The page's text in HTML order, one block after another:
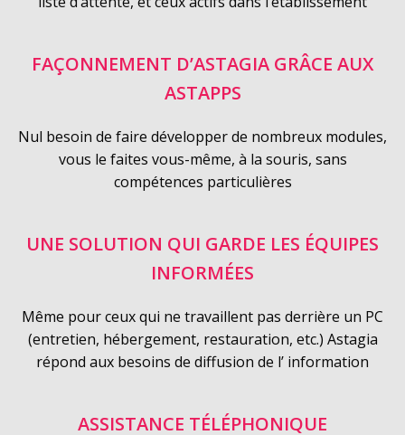
FAÇONNEMENT D’ASTAGIA GRÂCE AUX
ASTAPPS
Nul besoin de faire développer de nombreux modules,
vous le faites vous-même, à la souris, sans
compétences particulières
UNE SOLUTION QUI GARDE LES ÉQUIPES
INFORMÉES
Même pour ceux qui ne travaillent pas derrière un PC
(entretien, hébergement, restauration, etc.) Astagia
répond aux besoins de diffusion de l’ information
ASSISTANCE TÉLÉPHONIQUE